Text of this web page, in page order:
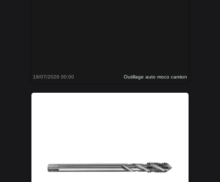
19/07/2026 00:00 Outillage auto moco camion